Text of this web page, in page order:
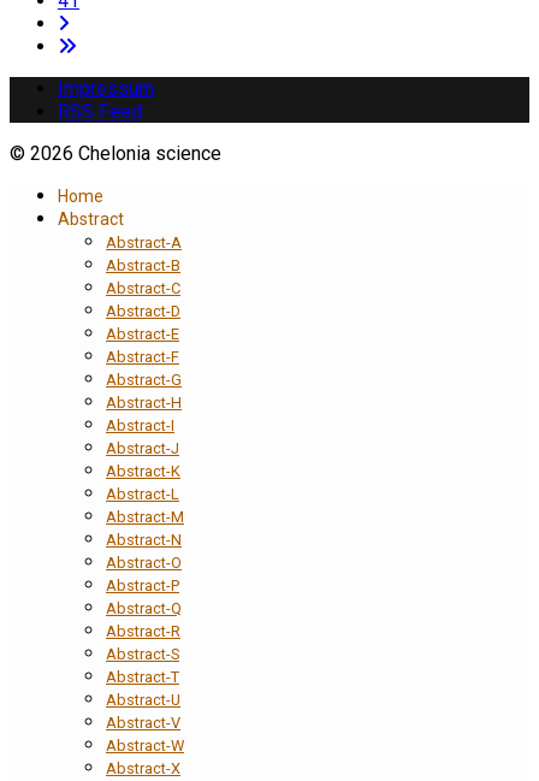
Impressum
RSS Feed
© 2026 Chelonia science
Home
Abstract
Abstract-A
Abstract-B
Abstract-C
Abstract-D
Abstract-E
Abstract-F
Abstract-G
Abstract-H
Abstract-I
Abstract-J
Abstract-K
Abstract-L
Abstract-M
Abstract-N
Abstract-O
Abstract-P
Abstract-Q
Abstract-R
Abstract-S
Abstract-T
Abstract-U
Abstract-V
Abstract-W
Abstract-X